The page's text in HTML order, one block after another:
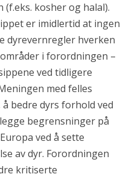
(f.eks. kosher og halal).
er imidlertid at ingen
dyrevernregler hverken
i forordningen –
ved tidligere
med felles
bedre dyrs forhold ved
begrensninger på
ved å sette
av dyr. Forordningen
kritiserte